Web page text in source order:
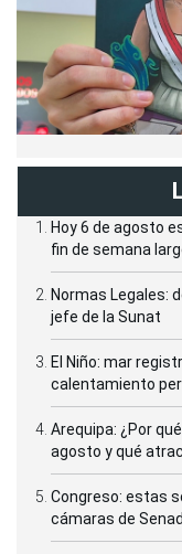
Hoy 6 de agosto
fin de semana
Normas Legales:
jefe de la Sunat
El Niño: mar
calentamiento
Arequipa: ¿Por
agosto y qué
Congreso: estas
cámaras de